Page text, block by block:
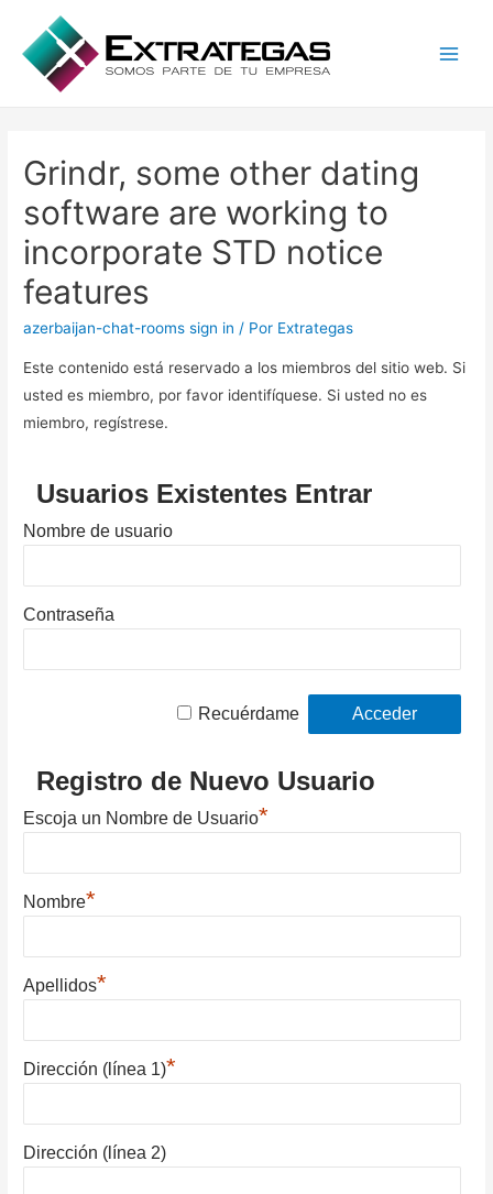
Grindr, some other dating
software are working to
incorporate STD notice
features
azerbaijan-chat-rooms sign in / Por Extrategas
Este contenido está reservado a los miembros del sitio web. Si
usted es miembro, por favor identifíquese. Si usted no es
miembro, regístrese.
Usuarios Existentes Entrar
Nombre de usuario
Contraseña
Recuérdame
Registro de Nuevo Usuario
Escoja un Nombre de Usuario*
Nombre*
Apellidos*
Dirección (línea 1)*
Dirección (línea 2)